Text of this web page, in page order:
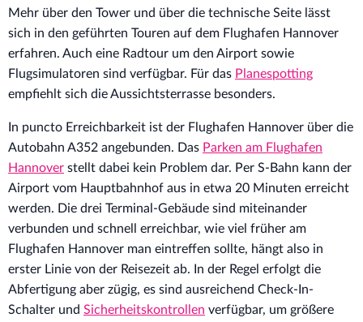
Mehr über den Tower und über die technische Seite lässt
sich in den geführten Touren auf dem Flughafen Hannover
erfahren. Auch eine Radtour um den Airport sowie
Flugsimulatoren sind verfügbar. Für das Planespotting
empfiehlt sich die Aussichtsterrasse besonders.
In puncto Erreichbarkeit ist der Flughafen Hannover über die
Autobahn A352 angebunden. Das Parken am Flughafen
Hannover stellt dabei kein Problem dar. Per S-Bahn kann der
Airport vom Hauptbahnhof aus in etwa 20 Minuten erreicht
werden. Die drei Terminal-Gebäude sind miteinander
verbunden und schnell erreichbar, wie viel früher am
Flughafen Hannover man eintreffen sollte, hängt also in
erster Linie von der Reisezeit ab. In der Regel erfolgt die
Abfertigung aber zügig, es sind ausreichend Check-In-
Schalter und Sicherheitskontrollen verfügbar, um größere